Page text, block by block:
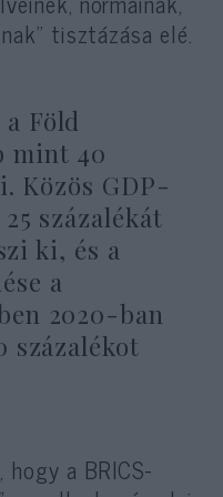
tisztázása elé.
Föld
mint 40
Közös GDP-
százalékát
ki, és a
a
2020-ban
százalékot
a BRICS-